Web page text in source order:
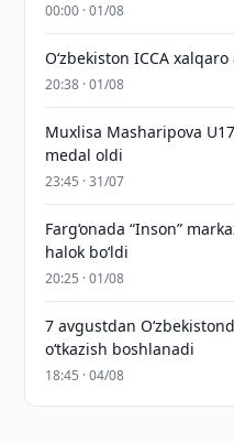
00:00 · 01/08
O‘zbekiston ICCA
20:38 · 01/08
Muxlisa Masharipova
medal oldi
23:45 · 31/07
Farg‘onada “Inson”
halok bo‘ldi
20:25 · 01/08
7 avgustdan
o‘tkazish boshlanadi
18:45 · 04/08